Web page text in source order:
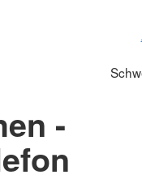
-